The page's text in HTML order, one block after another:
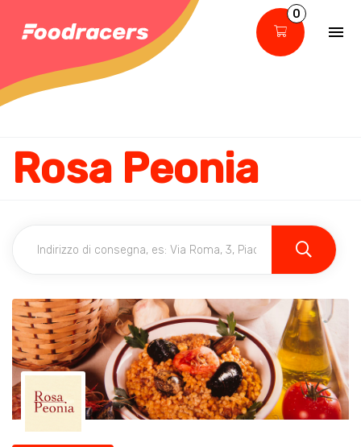
0
Rosa Peonia